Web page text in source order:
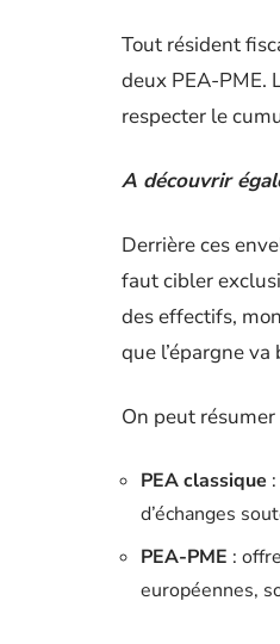
Tout résident
deux PEA-PME.
respecter le
A découvrir
Derrière ces
faut cibler
des effectifs,
que l’épargne
On peut
PEA classique
d’échanges
PEA-PME :
européennes,